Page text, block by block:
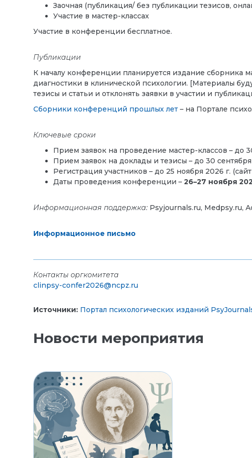
Заочная (публикация/ без публикации тезисов,
Участие в мастер-классах
Участие в конференции бесплатное.
Публикации
К началу конференции планируется издание сборника
диагностики в клинической психологии. [Материалы
тезисы и статьи и отклонять заявки в участии и
Сборники конференций прошлых лет – на Портале
Ключевые сроки
Прием заявок на проведение мастер-классов – до
Прием заявок на доклады и тезисы – до 30 сентября
Регистрация участников – до 25 ноября 2026 г.
Даты проведения конференции – 26–27 ноября
Информационная поддержка: Psyjournals.ru, Medpsy.ru,
Информационное письмо
Контакты оргкомитета
clinpsy-confer2026@ncpz.ru
Источники: Портал психологических изданий
Новости мероприятия